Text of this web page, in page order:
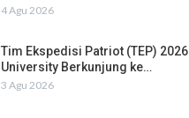
4 Agu 2026
Tim Ekspedisi Patriot (TEP)
University Berkunjung ke…
3 Agu 2026